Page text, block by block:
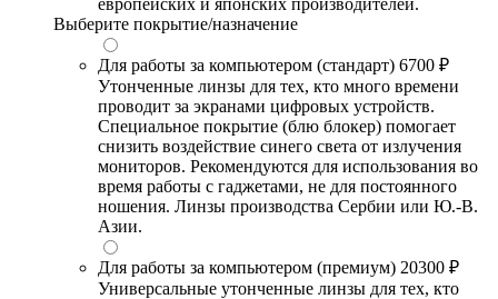
европейских и японских производителей.
Выберите покрытие/назначение
Для работы за компьютером (стандарт) 6700 ₽
Утонченные линзы для тех, кто много времени
проводит за экранами цифровых устройств.
Специальное покрытие (блю блокер) помогает
снизить воздействие синего света от излучения
мониторов. Рекомендуются для использования во
время работы с гаджетами, не для постоянного
ношения. Линзы производства Сербии или Ю.-В.
Азии.
Для работы за компьютером (премиум) 20300 ₽
Универсальные утонченные линзы для тех, кто